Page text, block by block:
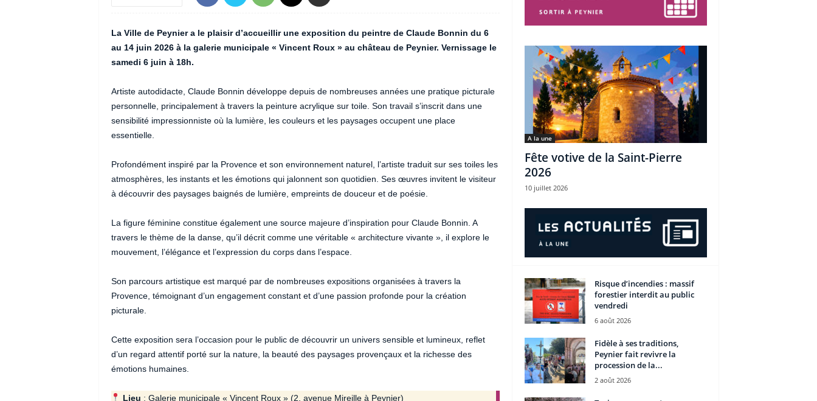
La Ville de Peynier a le plaisir d’accueillir une exposition du peintre de Claude Bonnin du 6
au 14 juin 2026 à la galerie municipale « Vincent Roux » au château de Peynier. Vernissage le
samedi 6 juin à 18h.
Artiste autodidacte, Claude Bonnin développe depuis de nombreuses années une pratique picturale
personnelle, principalement à travers la peinture acrylique sur toile. Son travail s’inscrit dans une
sensibilité impressionniste où la lumière, les couleurs et les paysages occupent une place
essentielle.
Profondément inspiré par la Provence et son environnement naturel, l’artiste traduit sur ses toiles les
atmosphères, les instants et les émotions qui jalonnent son quotidien. Ses œuvres invitent le visiteur
à découvrir des paysages baignés de lumière, empreints de douceur et de poésie.
La figure féminine constitue également une source majeure d’inspiration pour Claude Bonnin. A
travers le thème de la danse, qu’il décrit comme une véritable « architecture vivante », il explore le
mouvement, l’élégance et l’expression du corps dans l’espace.
Son parcours artistique est marqué par de nombreuses expositions organisées à travers la
Provence, témoignant d’un engagement constant et d’une passion profonde pour la création
picturale.
Cette exposition sera l’occasion pour le public de découvrir un univers sensible et lumineux, reflet
d’un regard attentif porté sur la nature, la beauté des paysages provençaux et la richesse des
émotions humaines.
Lieu : Galerie municipale « Vincent Roux » (2, avenue Mireille à Peynier)
A la une
Fête votive de la Saint-Pierre
2026
10 juillet 2026
Risque d’incendies : massif
forestier interdit au public
vendredi
6 août 2026
Fidèle à ses traditions,
Peynier fait revivre la
procession de la...
2 août 2026